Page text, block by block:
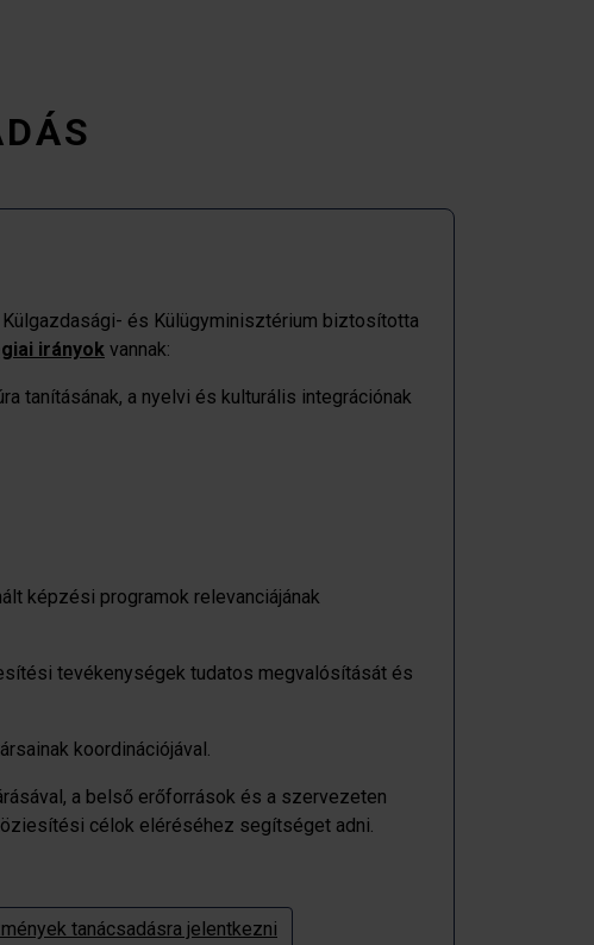
és Külügyminisztérium biztosította
irányok vannak:
tanításának, a nyelvi és kulturális integrációnak
képzési programok relevanciájának
tevékenységek tudatos megvalósítását és
koordinációjával.
a belső erőforrások és a szervezeten
célok eléréséhez segítséget adni.
tanácsadásra jelentkezni